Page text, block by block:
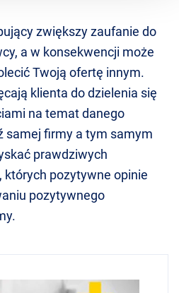
zwiększy zaufanie do
a w konsekwencji może
Twoją ofertę innym.
klienta do dzielenia się
na temat danego
samej firmy a tym samym
prawdziwych
których pozytywne opinie
pozytywnego